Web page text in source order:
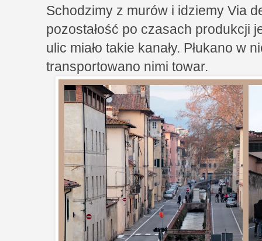
Schodzimy z murów i idziemy Via
pozostałość po czasach produkcji
ulic miało takie kanały. Płukano w
transportowano nimi towar.